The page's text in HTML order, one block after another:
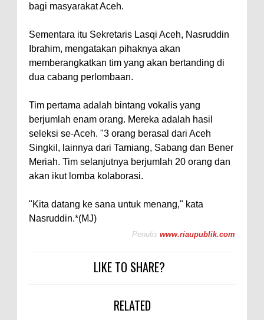
bagi masyarakat Aceh.
Sementara itu Sekretaris Lasqi Aceh, Nasruddin
Ibrahim, mengatakan pihaknya akan
memberangkatkan tim yang akan bertanding di
dua cabang perlombaan.
Tim pertama adalah bintang vokalis yang
berjumlah enam orang. Mereka adalah hasil
seleksi se-Aceh. "3 orang berasal dari Aceh
Singkil, lainnya dari Tamiang, Sabang dan Bener
Meriah. Tim selanjutnya berjumlah 20 orang dan
akan ikut lomba kolaborasi.
"Kita datang ke sana untuk menang," kata
Nasruddin.*(MJ)
Penulis www.riaupublik.com
LIKE TO SHARE?
RELATED